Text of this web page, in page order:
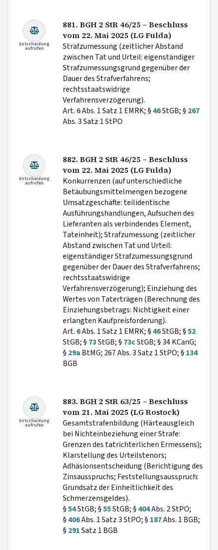
Entscheidung
aufrufen
881. BGH 2 StR 46/25 – Beschluss
vom 22. Mai 2025 (LG Fulda)
Strafzumessung (zeitlicher Abstand
zwischen Tat und Urteil: eigenständiger
Strafzumessungsgrund gegenüber der
Dauer des Strafverfahrens;
rechtsstaatswidrige
Verfahrensverzögerung).
Art. 6Abs. 1 Satz 1 EMRK; §46StGB; § 267
Abs. 3 Satz 1 StPO
Entscheidung
aufrufen
882. BGH 2 StR 46/25 – Beschluss
vom 22. Mai 2025 (LG Fulda)
Konkurrenzen (auf unterschiedliche
Betäubungsmittelmengen bezogene
Umsatzgeschäfte: teilidentische
Ausführungshandlungen, Aufsuchen des
Lieferanten als verbindendes Element,
Tateinheit); Strafzumessung (zeitlicher
Abstand zwischen Tat und Urteil:
eigenständiger Strafzumessungsgrund
gegenüber der Dauer des Strafverfahrens;
rechtsstaatswidrige
Verfahrensverzögerung); Einziehung des
Wertes von Taterträgen (Berechnung des
Einziehungsbetrags: Nichtigkeit einer
erlangten Kaufpreisforderung).
Art. 6Abs. 1 Satz 1 EMRK; §46StGB; §52
StGB; § 73StGB; § 73cStGB; § 34 KCanG;
§ 29a BtMG; 267 Abs. 3 Satz 1 StPO; § 134
BGB
Entscheidung
aufrufen
883. BGH 2 StR 63/25 – Beschluss
vom 21. Mai 2025 (LG Rostock)
Gesamtstrafenbildung (Härteausgleich
bei Nichteinbeziehung einer Strafe:
Grenzen des tatrichterlichen Ermessens);
Klarstellung des Urteilstenors;
Adhäsionsentscheidung (Berichtigung des
Zinsausspruchs; Feststellungsausspruch:
Grundsatz der Einheitlichkeit des
Schmerzensgeldes).
§54StGB; §55StGB; §404Abs. 2 StPO;
§406Abs. 1 Satz 3 StPO; § 187Abs. 1 BGB;
§ 291Satz 1 BGB